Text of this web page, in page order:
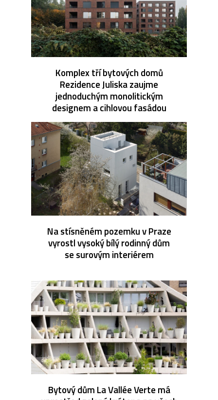
Komplex tří bytových domů
Rezidence Juliska zaujme
jednoduchým monolitickým
designem a cihlovou fasádou
Na stísněném pozemku v Praze
vyrostl vysoký bílý rodinný dům
se surovým interiérem
Bytový dům La Vallée Verte má